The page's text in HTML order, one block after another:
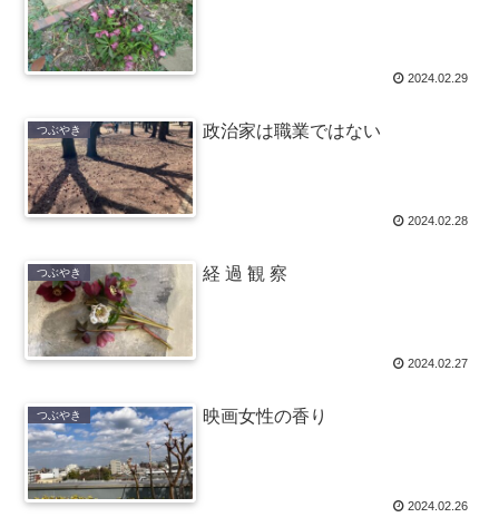
2024.02.29
つぶやき 政治家は職業ではない
2024.02.28
つぶやき 経 過 観 察
2024.02.27
つぶやき 映画女性の香り
2024.02.26